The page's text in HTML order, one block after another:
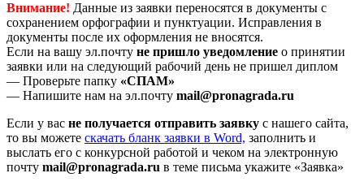
Внимание! Данные из заявки переносятся в документы с
сохранением орфографии и пунктуации. Исправления в
документы после их оформления не вносятся.
Если на вашу эл.почту не пришло уведомление о принятии
заявки или на следующий рабочий день не пришел диплом
— Проверьте папку «СПАМ»
— Напишите нам на эл.почту mail@pronagrada.ru
Если у вас не получается отправить заявку с нашего сайта,
то вы можете cкачать бланк заявки в Word, заполнить и
выслать его с конкурсной работой и чеком на электронную
почту mail@pronagrada.ru в теме письма укажите «Заявка»